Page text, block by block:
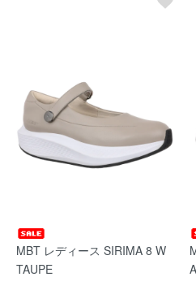
MBT レディース SIRIMA 8 W
TAUPE